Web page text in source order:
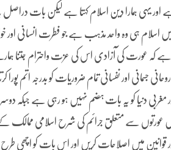
یہی ہمارا دین اسلام کہتا ہے لیکن بات دراصل
اسلام ہی وہ واحد مذہب ہے جو فطرت انسانی اور
ہے کہ عورت کی آزادی اس کی عزت واحترام
جسمانی اور نفسانی تمام ضروریات کو بدرجہ اتم
دنیا کو یہ بات ہضم نہیں ہو رہی ہے جبکہ
عورتوں سے متعلق جرائم کی شرح اسلامی
میں اصلاحات کریں اور اس بات کو اچھی طرح